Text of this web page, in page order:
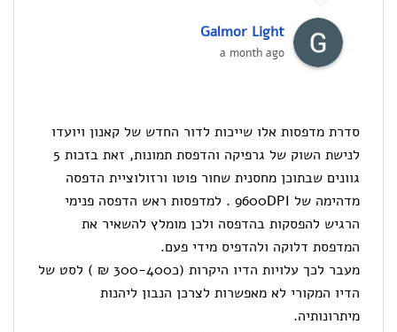
Galmor Light
a month ago
סדרת מדפסות אלו שייכות לדור החדש של קאנון ויועדו
לנישת השוק של גרפיקה והדפסת תמונות, זאת בזכות 5
גוונים שבתוכן מחסנית שחור פוטו ורזולוציית הדפסה
מדהימה של 9600DPI . למדפסות ראש הדפסה פנימי
הרגיש להפסקות בהדפסה ולכן מומלץ להשאיר את
המדפסת דלוקה ולהדפיס מידי פעם.
מעבר לכך עלויות הדיו היקרות (כ300-400 ₪ ) לסט של
הדיו המקורי לא מאפשרות לצרכן הנבון ליהנות
מיתרונותיה.